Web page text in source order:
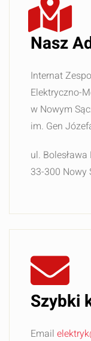
Nasz
Internat
Elektryczno-
w Nowym
im. Gen
ul.
33-300 Nowy
Szybki
Email